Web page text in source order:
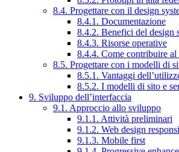
8.4. Progettare con il design
8.4.1. Documentazione
8.4.2. Benefici del design
8.4.3. Risorse operative
8.4.4. Come contribuire al
8.5. Progettare con i modelli di
8.5.1. Vantaggi
8.5.2. I modelli di sito e
9. Sviluppo dell’interfaccia
9.1. Approccio allo sviluppo
9.1.1. Attività preliminari
9.1.2. Web design
9.1.3. Mobile first